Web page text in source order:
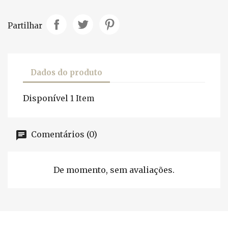
Partilhar
Dados do produto
Disponível 1 Item
Comentários (0)
De momento, sem avaliações.